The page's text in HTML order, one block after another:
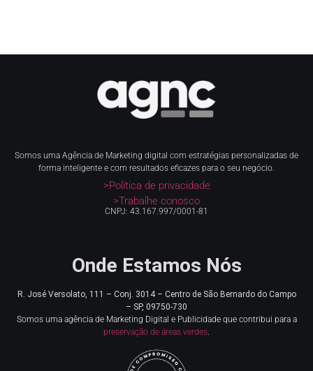
Somos uma Agência de Marketing digital com estratégias personalizadas de
forma inteligente e com resultados eficazes para o seu negócio.
>Política de privacidade
>Trabalhe conosco
CNPJ: 43.167.997/0001-81
Onde Estamos Nós
R. José Versolato, 111 – Conj. 3014 – Centro de São Bernardo do Campo
– SP, 09750-730
Somos uma agência de Marketing Digital e Publicidade que contribui para a
preservação de áreas verdes.